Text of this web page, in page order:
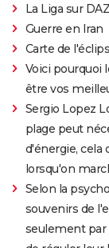
La Liga sur
Guerre en Iran
Carte de
Voici pourquoi
être vos
Sergio Lopez
plage peut
d'énergie, cela
lorsqu'on
Selon la
souvenirs de
seulement par